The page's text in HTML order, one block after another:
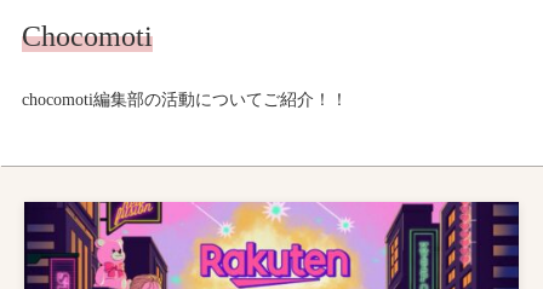
Chocomoti
chocomoti編集部の活動についてご紹介！！